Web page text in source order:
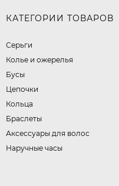
КАТЕГОРИИ ТОВАРОВ
Серьги
Колье и ожерелья
Бусы
Цепочки
Кольца
Браслеты
Аксессуары для волос
Наручные часы